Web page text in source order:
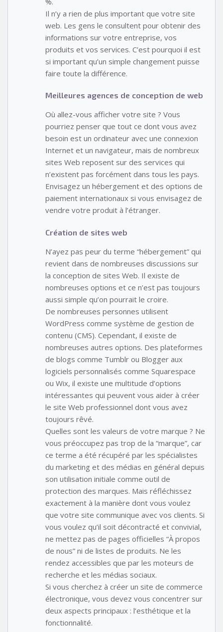
Il n’y a rien de plus important que votre site
web. Les gens le consultent pour obtenir des
informations sur votre entreprise, vos
produits et vos services. C’est pourquoi il est
si important qu’un simple changement puisse
faire toute la différence.
Meilleures agences de conception de web
Où allez-vous afficher votre site ? Vous
pourriez penser que tout ce dont vous avez
besoin est un ordinateur avec une connexion
Internet et un navigateur, mais de nombreux
sites Web reposent sur des services qui
n’existent pas forcément dans tous les pays.
Envisagez un hébergement et des options de
paiement internationaux si vous envisagez de
vendre votre produit à l’étranger.
Création de sites web
N’ayez pas peur du terme “hébergement” qui
revient dans de nombreuses discussions sur
la conception de sites Web. Il existe de
nombreuses options et ce n’est pas toujours
aussi simple qu’on pourrait le croire.
De nombreuses personnes utilisent
WordPress comme système de gestion de
contenu (CMS). Cependant, il existe de
nombreuses autres options. Des plateformes
de blogs comme Tumblr ou Blogger aux
logiciels personnalisés comme Squarespace
ou Wix, il existe une multitude d’options
intéressantes qui peuvent vous aider à créer
le site Web professionnel dont vous avez
toujours rêvé.
Quelles sont les valeurs de votre marque ? Ne
vous préoccupez pas trop de la “marque”, car
ce terme a été récupéré par les spécialistes
du marketing et des médias en général depuis
son utilisation initiale comme outil de
protection des marques. Mais réfléchissez
exactement à la manière dont vous voulez
que votre site communique avec vos clients. Si
vous voulez qu’il soit décontracté et convivial,
ne mettez pas de pages officielles “À propos
de nous” ni de listes de produits. Ne les
rendez accessibles que par les moteurs de
recherche et les médias sociaux.
Si vous cherchez à créer un site de commerce
électronique, vous devez vous concentrer sur
deux aspects principaux : l’esthétique et la
fonctionnalité.